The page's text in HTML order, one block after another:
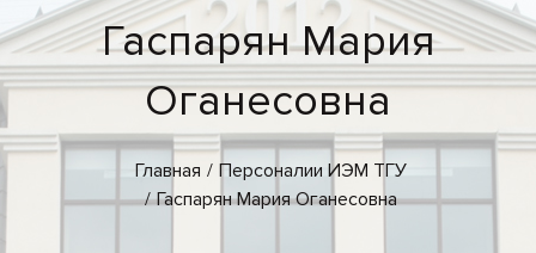
Гаспарян Мария
Оганесовна
Главная
Персоналии ИЭМ ТГУ
Гаспарян Мария Оганесовна